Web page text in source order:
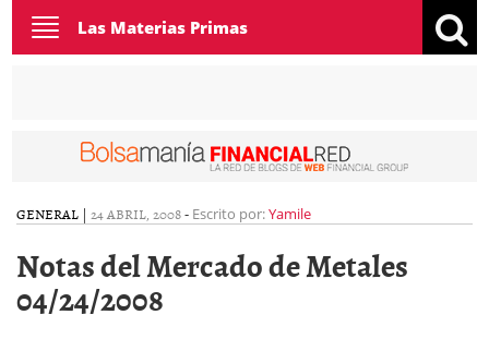
Toggle
navigation
Las Materias Primas
GENERAL | 24 ABRIL, 2008- Escrito por:Yamile
Notas del Mercado de Metales
04/24/2008